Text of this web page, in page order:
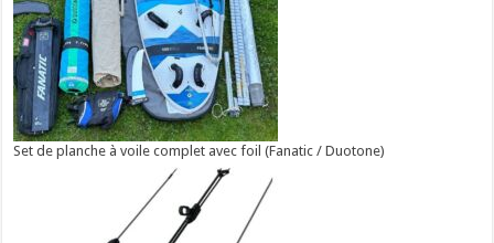
Set de planche à voile complet avec foil (Fanatic / Duotone)